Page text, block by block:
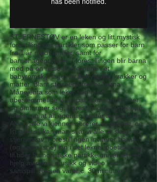
STJERNESTØV er en leken og litt mystisk
forestilling om partikler som passer for barn
fra 1 år med familier, samt for
barnehagegrupper. I forestillingen blir barna
med på en reise til stjernene i et
babyromskip laget av babystoler, krakker og
matter. Blant stjernene treffer barna
Månejenta som leker seg med
ubestemmelige videopartikler som former
og omformer seg. Forestillingen bygger på
ideen om at alt egentlig består av partikler.
Alt og alle vi kjenner vibrerer av atomer, og
litt poetisk kan man si at vi alle er skapt av
stjernestøv. Forestillingen inviterer barna
(og de voksne) inn i det lekne, poetiske og
til tider humoristiske partikkeluniverset ved
hjelp av dans, musikk og video i tett
samspill. Reisen varer c. 30 minutter.